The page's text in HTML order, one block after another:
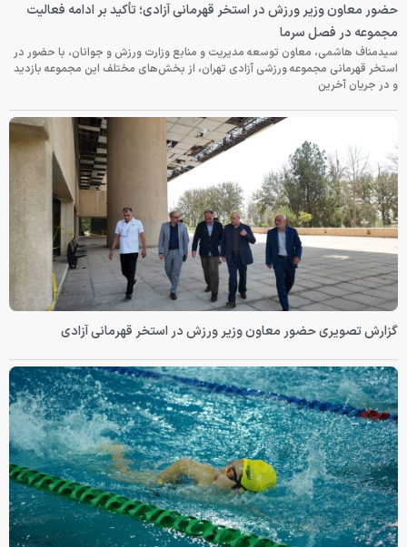
حضور معاون وزیر ورزش در استخر قهرمانی آزادی؛ تأکید بر ادامه فعالیت
مجموعه در فصل سرما
سیدمناف هاشمی، معاون توسعه مدیریت و منابع وزارت ورزش و جوانان، با حضور در
استخر قهرمانی مجموعه ورزشی آزادی تهران، از بخش‌های مختلف این مجموعه بازدید
و در جریان آخرین
گزارش تصویری حضور معاون وزیر ورزش در استخر قهرمانی آزادی